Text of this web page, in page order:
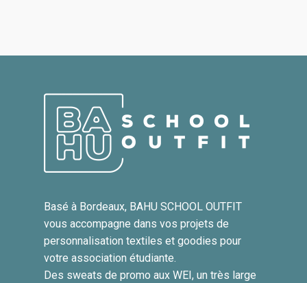
Basé à Bordeaux, BAHU SCHOOL OUTFIT
vous accompagne dans vos projets de
personnalisation textiles et goodies pour
votre association étudiante.
Des sweats de promo aux WEI, un très large